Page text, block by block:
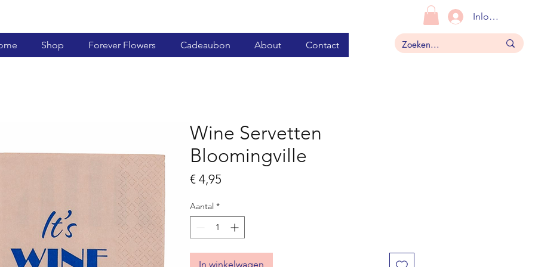
Shop Forever Flowers Cadeaubon About Contact
Inloggen
Wine Servetten
Bloomingville
€ 4,95
Aantal *
In winkelwagen